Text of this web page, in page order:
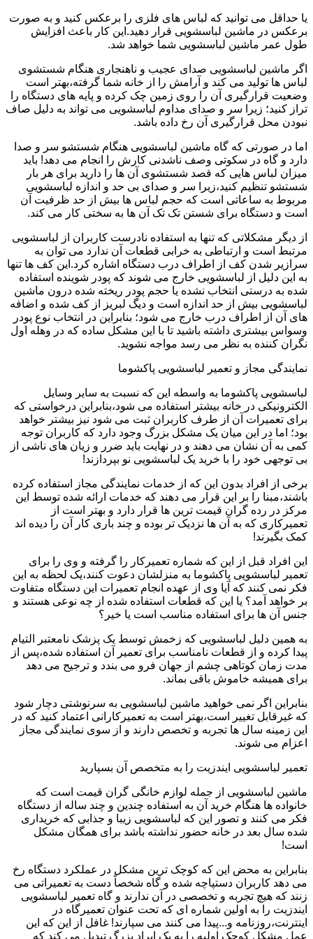
یا حداقل می توانید که لباس های فلزی را برعکس کنید و به صورت
برعکس در ماشین لباسشویی قرار دهید.این کار باعث افزایش
طول عمر ماشین لباسشویی شما خواهد شد.
اگر ماشین لباسشویی صدای عجیب و ناهنجاری هنگام شستشوی
لباس ها تولید می کند و آرامش را از خانه شما گرفته،بهتر است
وضعیت قرارگیری آن را روی زمین چک کرده و پایه های دستگاه را
تراز کنید؛ زیرا سر و صدای مداوم لباسشویی می تواند به دلیل صاف
نبودن محل قرارگیری آن رخ داده باشد.
اما در صورتی که گاه ماشین لباسشویی هنگام شستشو سر و صدا
دارد و گاه در سکوتی وصف ناشدنی کارش را انجام می دهد! باید
میزان لباس هایی که قصد شستشوی آن ها را دارید برای هر بار
شستشو تنظیم کنید،زیرا سر و صدای بی حد و اندازه لباسشویی
مربوط به ساعاتی است که حجم لباس ها بیش از حد ظرفیت آن
است و دستگاه برای شستن تک تک آن ها به سختی کار می کند.
از دیگر مشکلاتی که تنها به استفاده نادرست کاربران از لباسشویی
مرتبط است و ارتباطی به خرابی قطعات آن ندارد می توان به
سرازیر شدن کف از اطراف درب دستگاه اشاره کرد.این کف ها تنها
به این دلیل از لباسشویی خارج می شوند که پودر شوینده استفاده
شده به درستی انتخاب نشده یا حجم پودر ریخته شده درون ماشین
لباسشویی بیش از حد اندازه است و دیگ لبریز از کف شده و اضافه
های آن از اطراف درب خارج می شود؛ بنابراین در انتخاب نوع پودر
وسواس بیشتری داشته باشید تا با این مشکل ساده که در وهله اول
نگران کننده به نظر می رسد مواجه نشوید.
نمایندگی مجاز و تعمیر لباسشویی پاکشوما
لباسشویی پاکشوما به واسطه این که نسبت به سایر وسایل
الکترونیکی در خانه بیشتر استفاده می شود،بنابراین درخواستی که
برای تعمیرات آن از طرف کاربران ثبت می شود نیز بیشتر خواهد
بود؛ اما در این میان یک مشکل بزرگ وجود دارد که کاربران توجه
کمی به آن نشان می دهند و در نهایت باید ضرر و زیان های ناشی از
بی توجهی خود را با خرید یک لباسشویی نو بپردازند!
برخی از افراد بدون این که از خدمات نمایندگی مجاز استفاده کرده
باشند،مبنا را بر این قرار می دهند که خدمات ارائه شده توسط این
مرکز در رده گران قیمت ترین ها قرار دارد و بهتر است از
تعمیرکاری که به آن ها نزدیک تر بوده و چند باری کار آن را دیده اند
کمک بگیرند!
این افراد قبل از این که شماره تعمیرکار را گرفته و وی را برای
تعمیر لباسشویی پاکشوما به منزلشان دعوت کنند،یک لحظه به این
فکر نمی کنند که آیا وی از عهده انجام تعمیرات این دستگاه متفاوت
بر خواهد آمد؟ یا این که قطعات استفاده شده از چه نوعی هستند و
جنس آن ها برای استفاده مناسب است یا خیر؟
به همین دلیل لباسشویی که زخمش توسط یک پزشک نامعتبر التیام
پیدا کرده و از قطعات نامناسب برای تعمیر آن استفاده شده،پس از
مدت زمان کوتاهی چشم از جهان فرو می بندد و ترجیح می دهد
برای همیشه خاموش باقی بماند.
بنابراین اگر نمی خواهید ماشین لباسشویی به سرنوشتی دچار شود
که غیرقابل تغییر است،بهتر است به تعمیرکارانی اعتماد کنید که در
این زمینه سال ها تجربه و تخصص دارند و از سوی نمایندگی مجاز
اعزام می شوند.
تعمیر لباسشویی ایندزیت را به متخصص آن بسپارید
ماشین لباسشویی از جمله لوازم خانگی گران قیمت است که
خانواده ها هنگام خرید آن به استفاده چندین و چند ساله از دستگاه
فکر می کنند و تصور این که لباسشویی زیبا و جذابی که خریداری
شده سال بعد در خانه حضور نداشته باشد برای همگان مشکل
است!
بنابراین به محض این که کوچک ترین مشکل در عملکرد دستگاه رخ
می دهد کاربران دستپاچه شده و گاه شخصاً دست به تعمیراتی می
زنند که هیچ تجربه و تخصصی در آن ندارند و گاه تعمیر لباسشویی
ایندزیت را به اولین شماره ای که تحت عنوان تعمیرگاه در
اینترنت،روزنامه و...پیدا می کنند می سپارند! غافل از این که این
عمل مشکل کوچک اولیه را به یک ایراد بزرگ تبدیل می کند که